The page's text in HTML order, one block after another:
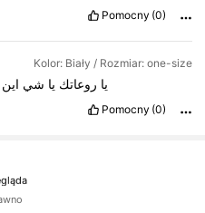
Pomocny (0)
Kolor: Biały / Rozmiar: one-size
يا روعاتك يا شي اين
Pomocny (0)